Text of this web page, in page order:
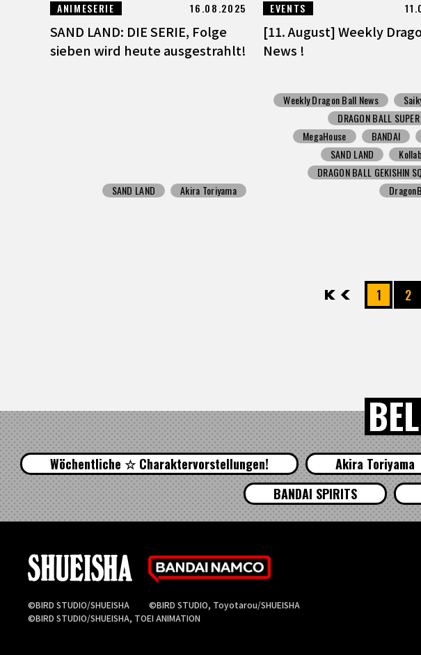
ANIMESERIE 16.08.2025
SAND LAND: DIE SERIE, Folge
sieben wird heute ausgestrahlt!
SAND LAND Akira Toriyama
EVENTS
[11. August] Weekly
News !
Weekly Dragon Ball News
DRAGON BALL
MegaHouse
BANDAI
SAND LAND
DRAGON BALL GEKISHIN
先頭 1 2
Wöchentliche ☆ Charaktervorstellungen! Akira Toriyama
BANDAI SPIRITS
©BIRD STUDIO/SHUEISHA
©BIRD STUDIO, Toyotarou/SHUEISHA
©BIRD STUDIO/SHUEISHA, TOEI ANIMATION